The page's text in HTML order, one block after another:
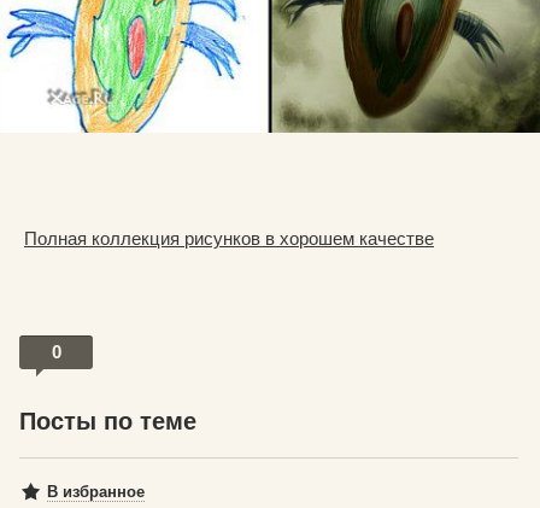
Полная коллекция рисунков в хорошем качестве
0
Посты по теме
В избранное